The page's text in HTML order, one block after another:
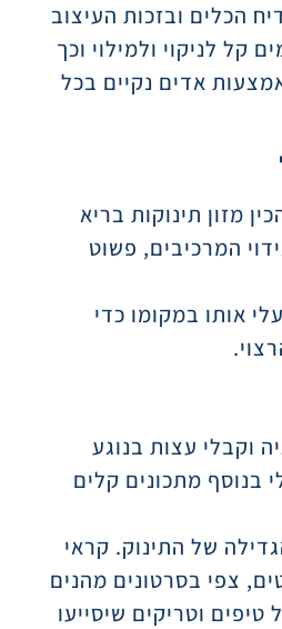
הכלים ובזכות העיצוב
קל לניקוי ולמילוי וכך
אדים נקיים בכל
מזון תינוקות בריא
המרכיבים, פשוט
אותו במקומו כדי
וקבלי עצות בנוגע
בנוסף מתכונים קלים
של התינוק. קראי
צפי בסרטונים מהנים
וטריקים שיסייעו